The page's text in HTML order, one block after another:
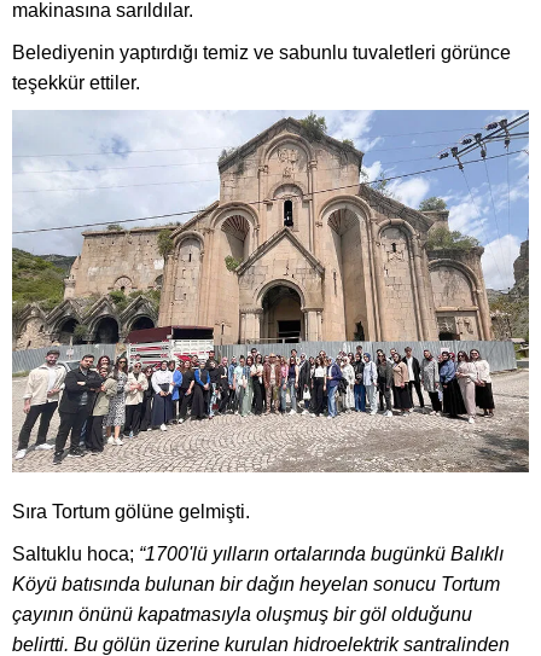
makinasına sarıldılar.
Belediyenin yaptırdığı temiz ve sabunlu tuvaletleri görünce
teşekkür ettiler.
Sıra Tortum gölüne gelmişti.
Saltuklu hoca; “1700'lü yılların ortalarında bugünkü Balıklı
Köyü batısında bulunan bir dağın heyelan sonucu Tortum
çayının önünü kapatmasıyla oluşmuş bir göl olduğunu
belirtti. Bu gölün üzerine kurulan hidroelektrik santralinden